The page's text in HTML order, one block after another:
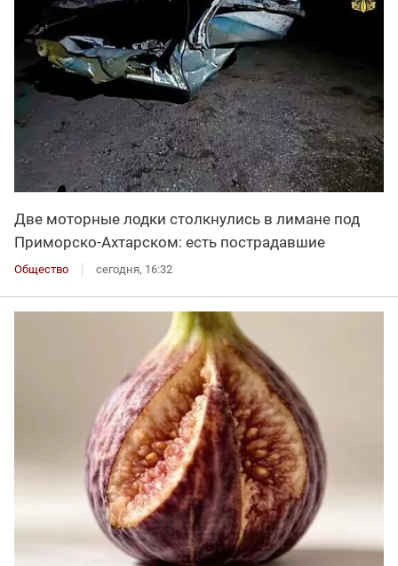
Две моторные лодки столкнулись в лимане под
Приморско-Ахтарском: есть пострадавшие
Общество сегодня, 16:32